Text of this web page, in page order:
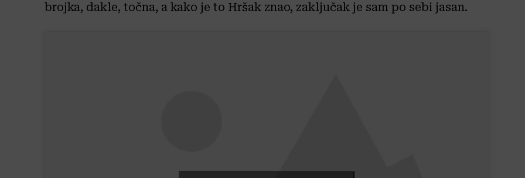
brojka, dakle, točna, a kako je to Hršak znao, zaključak je sam po sebi jasan.